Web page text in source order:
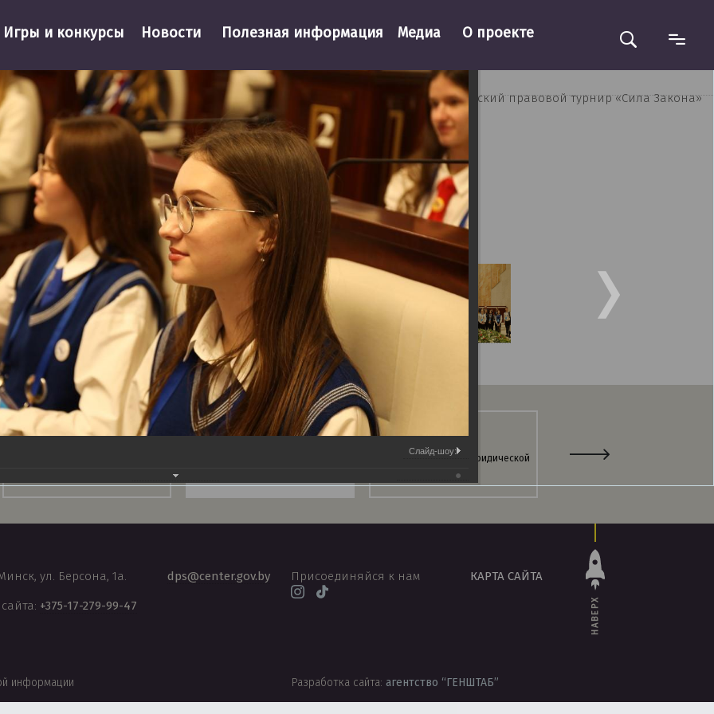
Игры и конкурсы Новости Полезная информация Медиа О проекте
III республиканский правовой турнир «Сила Закона»
ТУРНИР «СИЛА ЗАКОНА»
Интернет-магазин юридической
Информационно-поисковая
«ЭТАЛОН-ONLINE»
НАВЕРХ
КАРТА САЙТА
ул. Берсона, 1а.
+375-17-279-99-47
dps@center.gov.by Присоединяйся к нам
информации
Разработка сайта: агентство “ГЕНШТАБ”
слайдер
Слайд-шоу: